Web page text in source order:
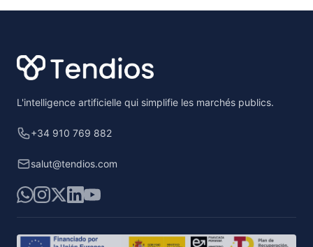
L'intelligence artificielle qui simplifie les marchés publics.
+34 910 769 882
salut@tendios.com
WhatsApp
Instagram
X LinkedIn
YouTube